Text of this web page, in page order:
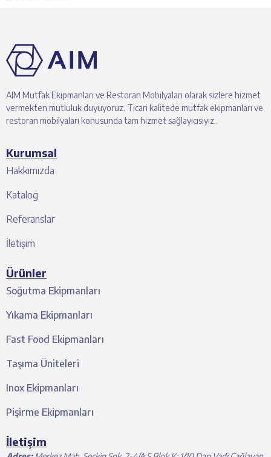
AIM Mutfak Ekipmanları ve Restoran Mobilyaları olarak sizlere hizmet
vermekten mutluluk duyuyoruz. Ticari kalitede mutfak ekipmanları ve
restoran mobilyaları konusunda tam hizmet sağlayıcısıyız.
Kurumsal
Hakkımızda
Katalog
Referanslar
İletişim
Ürünler
Soğutma Ekipmanları
Yıkama Ekipmanları
Fast Food Ekipmanları
Taşıma Üniteleri
Inox Ekipmanları
Pişirme Ekipmanları
İletişim